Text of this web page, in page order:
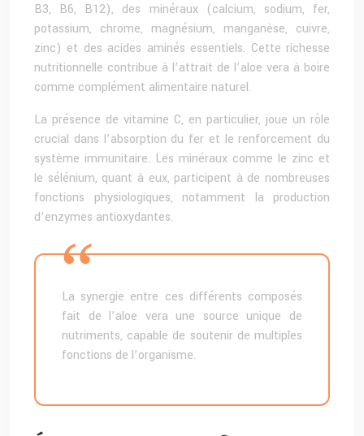
B3, B6, B12), des minéraux (calcium, sodium, fer,
potassium, chrome, magnésium, manganèse, cuivre,
zinc) et des acides aminés essentiels. Cette richesse
nutritionnelle contribue à l’attrait de l’aloe vera à boire
comme complément alimentaire naturel.
La présence de vitamine C, en particulier, joue un rôle
crucial dans l’absorption du fer et le renforcement du
système immunitaire. Les minéraux comme le zinc et
le sélénium, quant à eux, participent à de nombreuses
fonctions physiologiques, notamment la production
d’enzymes antioxydantes.
La synergie entre ces différents composés
fait de l’aloe vera une source unique de
nutriments, capable de soutenir de multiples
fonctions de l’organisme.